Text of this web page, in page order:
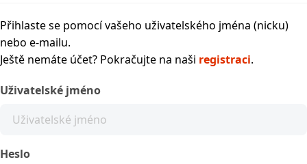
Přihlaste se pomocí vašeho uživatelského jména (nicku)
nebo e-mailu.
Ještě nemáte účet? Pokračujte na naši registraci.
Uživatelské jméno
Heslo